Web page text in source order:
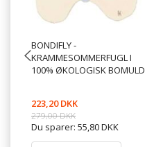
BONDIFLY -
KRAMMESOMMERFUGL I
100% ØKOLOGISK BOMULD
223,20 DKK
279,00 DKK
Du sparer: 55,80 DKK